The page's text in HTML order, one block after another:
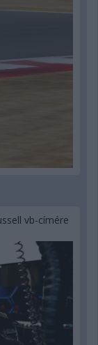
vb-címére